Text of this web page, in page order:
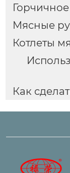
Мясные
Котлеты
Как